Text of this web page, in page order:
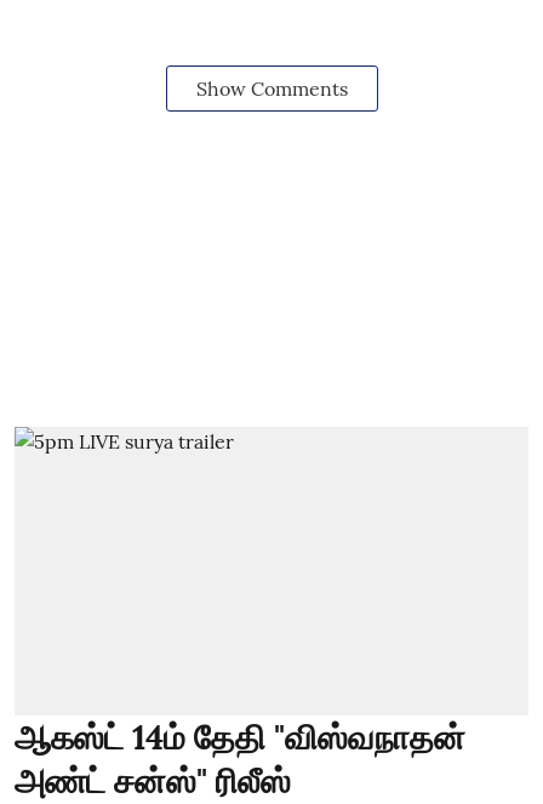
Show Comments
ஆகஸ்ட் 14ம் தேதி "விஸ்வநாதன்
அண்ட் சன்ஸ்" ரிலீஸ்